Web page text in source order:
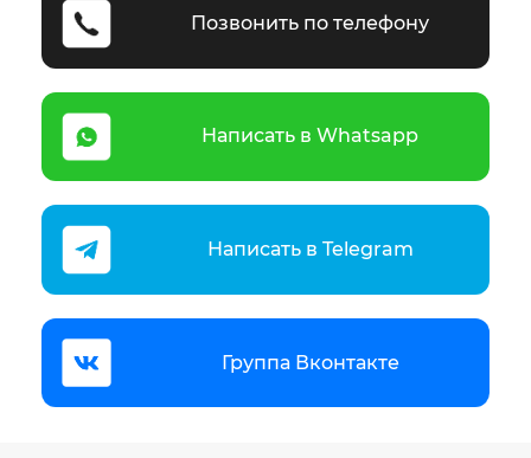
Позвонить по телефону
Написать в Whatsapp
Написать в Telegram
Группа Вконтакте